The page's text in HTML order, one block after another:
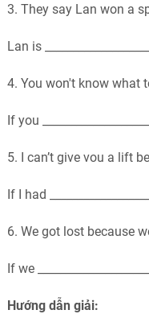
3. They say Lan won a
Lan is
4. You won't know what
If you
5. I can’t give vou a lift
If I had
6. We got lost because
If we
Hướng dẫn giải: